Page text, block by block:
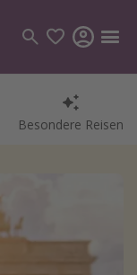
Besondere Reisen